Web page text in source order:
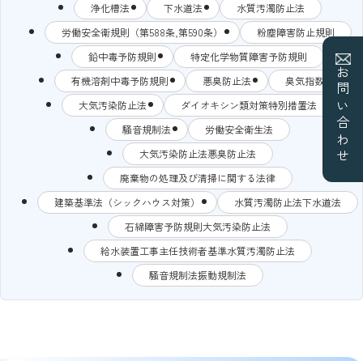
お問い合わせ
浄化槽法
下水道法
水質汚濁防止法
労働安全衛規則（第588条,第590条）
粉塵障害防止規則
鉛中毒予防規則
特定化学物質障害予防規則
有機溶剤中毒予防規則
悪臭防止法
臭気指数
大気汚染防止法
ダイオキシン類対策特別措置法
騒音規制法
労働安全衛生法
大気汚染防止法悪臭防止法
廃棄物の処理及び清掃に関する法律
建築基準法（シックハウス対策）
水質汚濁防止法下水道法
石綿障害予防規則大気汚染防止法
給水装置工事主任技術者基準水質汚濁防止法
騒音規制法振動規制法